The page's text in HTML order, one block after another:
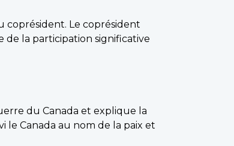
coprésident. Le coprésident
de la participation significative
du Canada et explique la
le Canada au nom de la paix et